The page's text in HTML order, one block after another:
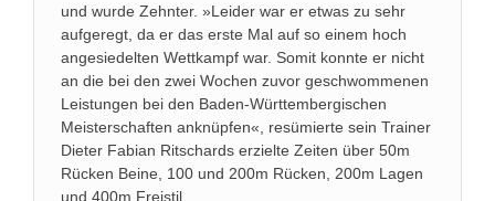
und wurde Zehnter. »Leider war er etwas zu sehr
aufgeregt, da er das erste Mal auf so einem hoch
angesiedelten Wettkampf war. Somit konnte er nicht
an die bei den zwei Wochen zuvor geschwommenen
Leistungen bei den Baden-Württembergischen
Meisterschaften anknüpfen«, resümierte sein Trainer
Dieter Fabian Ritschards erzielte Zeiten über 50m
Rücken Beine, 100 und 200m Rücken, 200m Lagen
und 400m Freistil.